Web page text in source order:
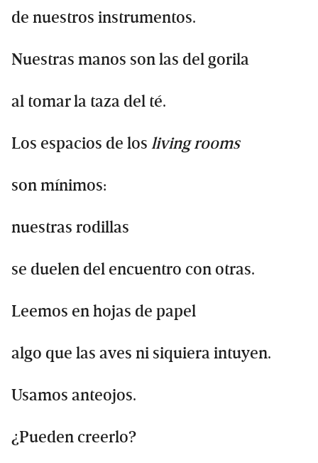
de nuestros instrumentos.
Nuestras manos son las del gorila
al tomar la taza del té.
Los espacios de los living rooms
son mínimos:
nuestras rodillas
se duelen del encuentro con otras.
Leemos en hojas de papel
algo que las aves ni siquiera intuyen.
Usamos anteojos.
¿Pueden creerlo?